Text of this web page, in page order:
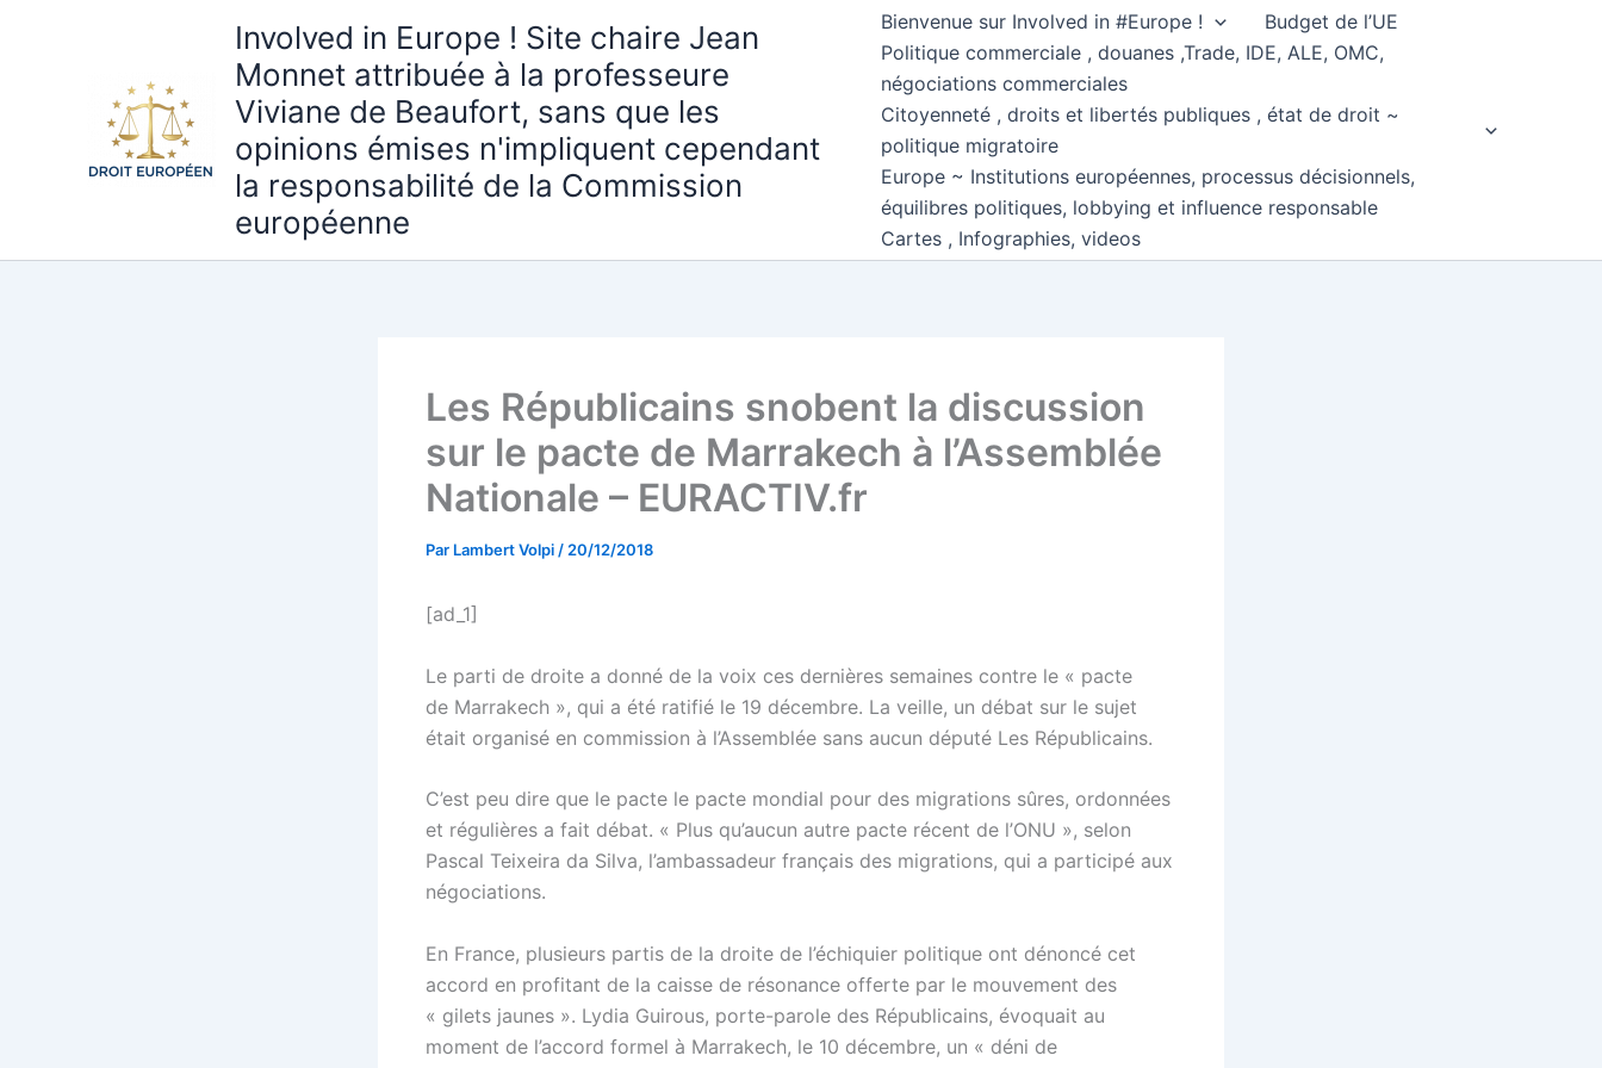
Involved in Europe ! Site chaire Jean
Monnet attribuée à la professeure
Viviane de Beaufort, sans que les
opinions émises n'impliquent cependant
la responsabilité de la Commission
européenne
Bienvenue sur Involved in #Europe !
Budget de l’UE
Politique commerciale , douanes ,Trade, IDE, ALE, OMC,
négociations commerciales
Citoyenneté , droits et libertés publiques , état de droit ~
politique migratoire
Europe ~ Institutions européennes, processus décisionnels,
équilibres politiques, lobbying et influence responsable
Cartes , Infographies, videos
Les Républicains snobent la discussion
sur le pacte de Marrakech à l’Assemblée
Nationale – EURACTIV.fr
Par Lambert Volpi / 20/12/2018
[ad_1]
Le parti de droite a donné de la voix ces dernières semaines contre le « pacte
de Marrakech », qui a été ratifié le 19 décembre. La veille, un débat sur le sujet
était organisé en commission à l’Assemblée sans aucun député Les Républicains.
C’est peu dire que le pacte le pacte mondial pour des migrations sûres, ordonnées
et régulières a fait débat. « Plus qu’aucun autre pacte récent de l’ONU », selon
Pascal Teixeira da Silva, l’ambassadeur français des migrations, qui a participé aux
négociations.
En France, plusieurs partis de la droite de l’échiquier politique ont dénoncé cet
accord en profitant de la caisse de résonance offerte par le mouvement des
« gilets jaunes ». Lydia Guirous, porte-parole des Républicains, évoquait au
moment de l’accord formel à Marrakech, le 10 décembre, un « déni de